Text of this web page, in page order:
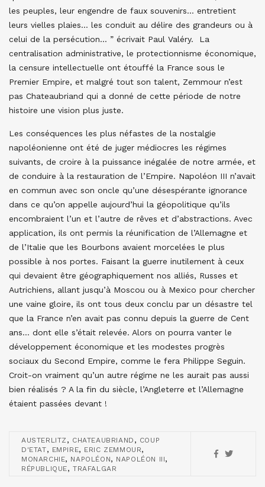
les peuples, leur engendre de faux souvenirs… entretient
leurs vielles plaies… les conduit au délire des grandeurs ou à
celui de la persécution… ” écrivait Paul Valéry. La
centralisation administrative, le protectionnisme économique,
la censure intellectuelle ont étouffé la France sous le
Premier Empire, et malgré tout son talent, Zemmour n’est
pas Chateaubriand qui a donné de cette période de notre
histoire une vision plus juste.
Les conséquences les plus néfastes de la nostalgie
napoléonienne ont été de juger médiocres les régimes
suivants, de croire à la puissance inégalée de notre armée, et
de conduire à la restauration de l’Empire. Napoléon III n’avait
en commun avec son oncle qu’une désespérante ignorance
dans ce qu’on appelle aujourd’hui la géopolitique qu’ils
encombraient l’un et l’autre de rêves et d’abstractions. Avec
application, ils ont permis la réunification de l’Allemagne et
de l’Italie que les Bourbons avaient morcelées le plus
possible à nos portes. Faisant la guerre inutilement à ceux
qui devaient être géographiquement nos alliés, Russes et
Autrichiens, allant jusqu’à Moscou ou à Mexico pour chercher
une vaine gloire, ils ont tous deux conclu par un désastre tel
que la France n’en avait pas connu depuis la guerre de Cent
ans… dont elle s’était relevée. Alors on pourra vanter le
développement économique et les modestes progrès
sociaux du Second Empire, comme le fera Philippe Seguin.
Croit-on vraiment qu’un autre régime ne les aurait pas aussi
bien réalisés ? A la fin du siècle, l’Angleterre et l’Allemagne
étaient passées devant !
AUSTERLITZ , CHATEAUBRIAND , COUP
D'ETAT, EMPIRE, ERIC ZEMMOUR,
MONARCHIE, NAPOLÉON, NAPOLÉON III,
RÉPUBLIQUE, TRAFALGAR